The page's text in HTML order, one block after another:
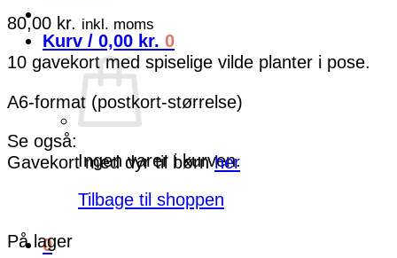
Kurv / 0,00 kr. 0
Ingen varer i kurven.
Tilbage til shoppen
0
80,00 kr. inkl. moms
10 gavekort med spiselige vilde planter i pose.
A6-format (postkort-størrelse)
Se også:
Gavekort med dyr til børnher
På lager